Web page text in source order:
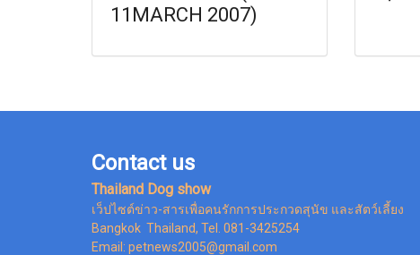
11MARCH 2007)
Contact us
Thailand Dog show
เว็ปไซต์ข่าว-สารเพื่อคนรักการประกวดสุนัข และสัตว์เลี้ยง
Bangkok Thailand, Tel. 081-3425254
Email: petnews2005@gmail.com